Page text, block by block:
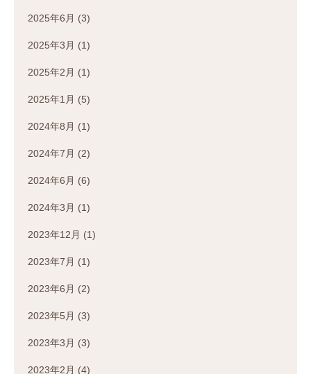
2025年6月 (3)
2025年3月 (1)
2025年2月 (1)
2025年1月 (5)
2024年8月 (1)
2024年7月 (2)
2024年6月 (6)
2024年3月 (1)
2023年12月 (1)
2023年7月 (1)
2023年6月 (2)
2023年5月 (3)
2023年3月 (3)
2023年2月 (4)